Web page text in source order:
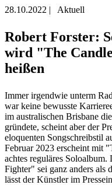
28.10.2022 | Aktuell
Robert Forster:
wird "The
heißen
Immer irgendwie unterm
war keine bewusste
im australischen Brisbane
gründete, scheint aber der
eloquenten Songschreibstil
Februar 2023 erscheint mit
achtes reguläres
Fighter" sei ganz anders als
lässt der Künstler im